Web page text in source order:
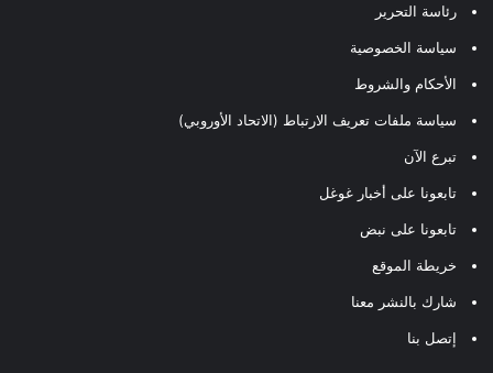
رئاسة التحرير
سياسة الخصوصية
الأحكام والشروط
سياسة ملفات تعريف الارتباط (الاتحاد الأوروبي)
تبرع الآن
تابعونا على أخبار غوغل
تابعونا على نبض
خريطة الموقع
شارك بالنشر معنا
إتصل بنا